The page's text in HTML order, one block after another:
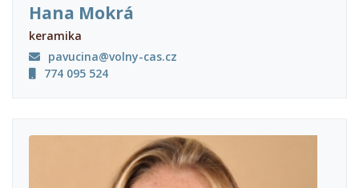
Hana Mokrá
keramika
pavucina@volny-cas.cz
774 095 524